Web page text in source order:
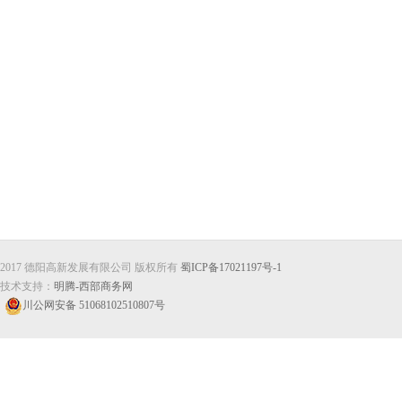
2017 德阳高新发展有限公司 版权所有 蜀ICP备17021197号-1
技术支持： 明腾-西部商务网
川公网安备 51068102510807号